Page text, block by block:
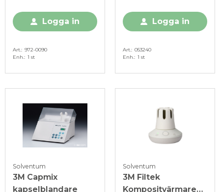
Logga in
Art. 972-0090
Enh. 1 st
endofilar
Logga in
Art. 053240
Enh. 1 st
Solventum
3M Capmix
kapselblandare
Solventum
3M Filtek
Kompositvärmare